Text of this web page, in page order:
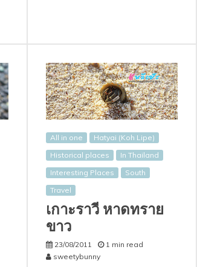
All in one
Hatyai (Koh Lipe)
Historical places
In Thailand
Interesting Places
South
Travel
เกาะราวี หาดทราย
ขาว
23/08/2011
1 min read
sweetybunny